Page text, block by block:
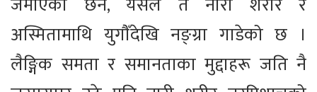
अस्मितामाथि युगौँदेखि नङ्ग्रा गाडेको छ ।
लैङ्गिक समता र समानताका मुद्दाहरू जति नै